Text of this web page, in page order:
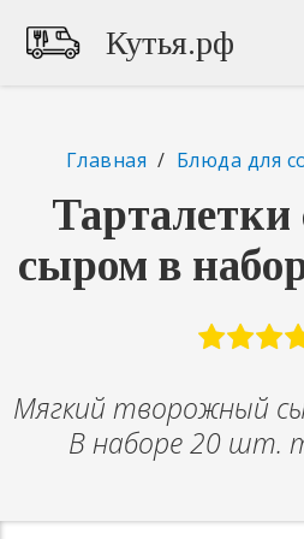
Кутья.рф
Главная / Блюда для
сыром в
Мягкий творожный
В наборе 20 шт.